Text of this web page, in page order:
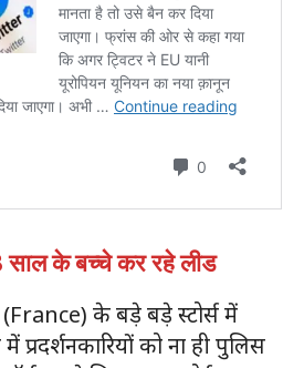
के बच्चे कर रहे लीड
(France) के बड़े बड़े स्टोर्स में
प्रदर्शनकारियों को ना ही पुलिस